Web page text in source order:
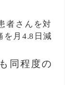
者さんを対
を月4.8日減
同程度の